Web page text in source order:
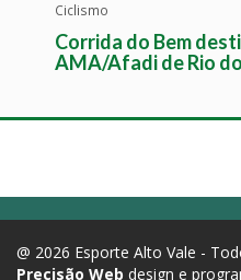
Ciclismo
Corrida do Bem
AMA/Afadi de Rio
@ 2026 Esporte Alto Vale -
Precisão Web design e